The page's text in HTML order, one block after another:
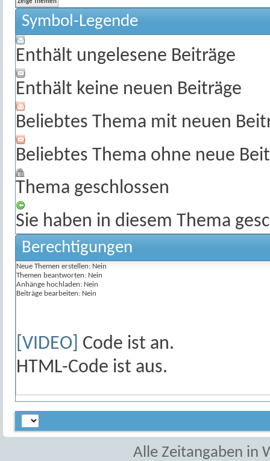
Symbol-Legende
Enthält ungelesene Beiträge
Enthält keine neuen Beiträge
Beliebtes Thema mit neuen
Beliebtes Thema ohne neue
Thema geschlossen
Sie haben in diesem Thema
Berechtigungen
Neue Themen erstellen: Nein
Themen beantworten: Nein
Anhänge hochladen: Nein
Beiträge bearbeiten: Nein
[VIDEO] Code ist an.
HTML-Code ist aus.
Alle Zeitangaben in